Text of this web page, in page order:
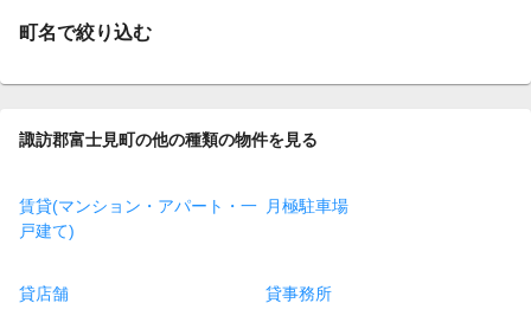
町名で絞り込む
諏訪郡富士見町の他の種類の物件を見る
賃貸(マンション・アパート・一
戸建て)
月極駐車場
貸店舗 貸事務所